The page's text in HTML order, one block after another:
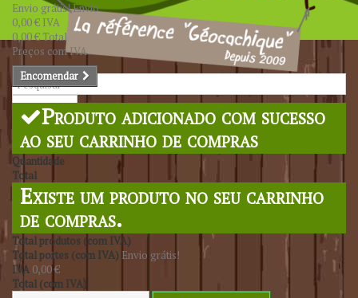
Pesquisar
Envio grátis!Envio
0,00 € IVA
0,00 €Total
Preços com IVA
Encomendar
Produto adicionado com sucesso
ao seu carrinho de compras
Quantidade
Total
Existe um produto no seu carrinho
de compras.
Total produtos (com IVA)
Total portes (com IVA) Envio grátis!
IVA 0,00 €
Total (com IVA)